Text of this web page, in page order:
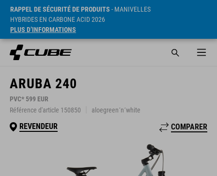
RAPPEL DE SÉCURITÉ DE PRODUITS - MANIVELLES
HYBRIDES EN CARBONE ACID 2026
PLUS D’INFORMATIONS
ARUBA 240
PVC* 599 EUR
Référence d'article 150850
aloegreen´n´white
REVENDEUR COMPARER